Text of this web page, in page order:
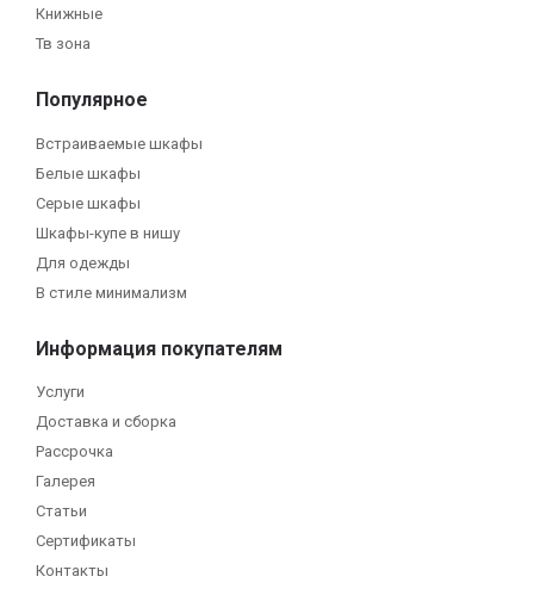
Книжные
Тв зона
Популярное
Встраиваемые шкафы
Белые шкафы
Серые шкафы
Шкафы-купе в нишу
Для одежды
В стиле минимализм
Информация покупателям
Услуги
Доставка и сборка
Рассрочка
Галерея
Статьи
Сертификаты
Контакты